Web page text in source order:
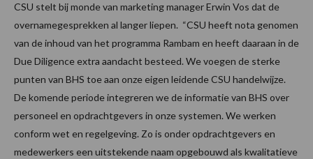
CSU stelt bij monde van marketing manager Erwin Vos dat de
overnamegesprekken al langer liepen. “CSU heeft nota genomen
van de inhoud van het programma Rambam en heeft daaraan in de
Due Diligence extra aandacht besteed. We voegen de sterke
punten van BHS toe aan onze eigen leidende CSU handelwijze.
De komende periode integreren we de informatie van BHS over
personeel en opdrachtgevers in onze systemen. We werken
conform wet en regelgeving. Zo is onder opdrachtgevers en
medewerkers een uitstekende naam opgebouwd als kwalitatieve